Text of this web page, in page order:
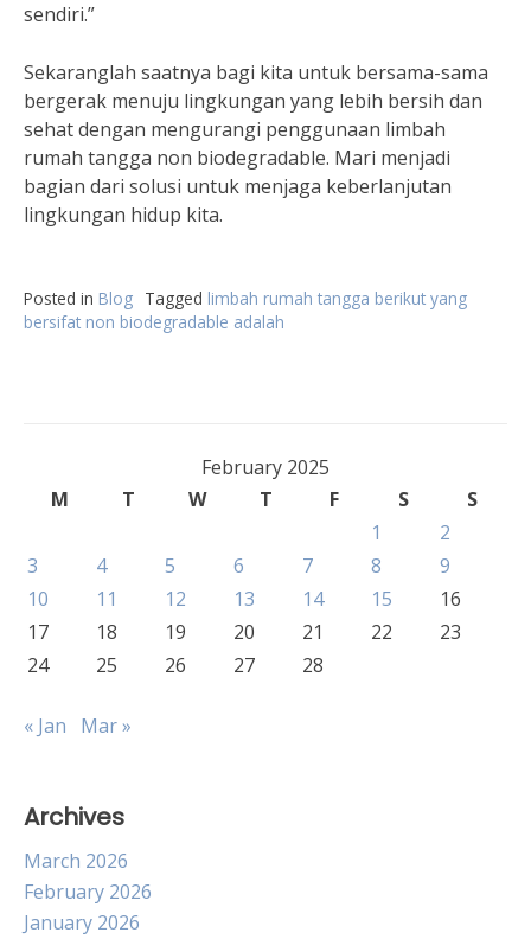
sendiri.”
Sekaranglah saatnya bagi kita untuk bersama-sama
bergerak menuju lingkungan yang lebih bersih dan
sehat dengan mengurangi penggunaan limbah
rumah tangga non biodegradable. Mari menjadi
bagian dari solusi untuk menjaga keberlanjutan
lingkungan hidup kita.
Posted in Blog Tagged limbah rumah tangga berikut yang
bersifat non biodegradable adalah
February 2025
M
T W T F S
S
1
2
3
4 5 6 7 8
9
10
11 12 13 14 15
16
17
18 19 20 21 22
23
24
25 26 27 28
« Jan Mar »
Archives
March 2026
February 2026
January 2026